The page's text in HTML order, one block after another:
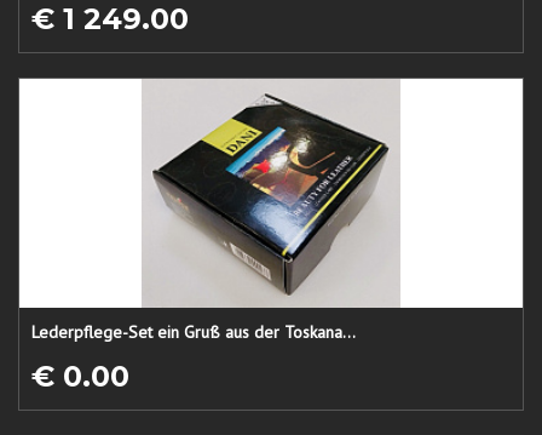
€ 1 249.00
Lederpflege-Set ein Gruß aus der Toskana...
€ 0.00